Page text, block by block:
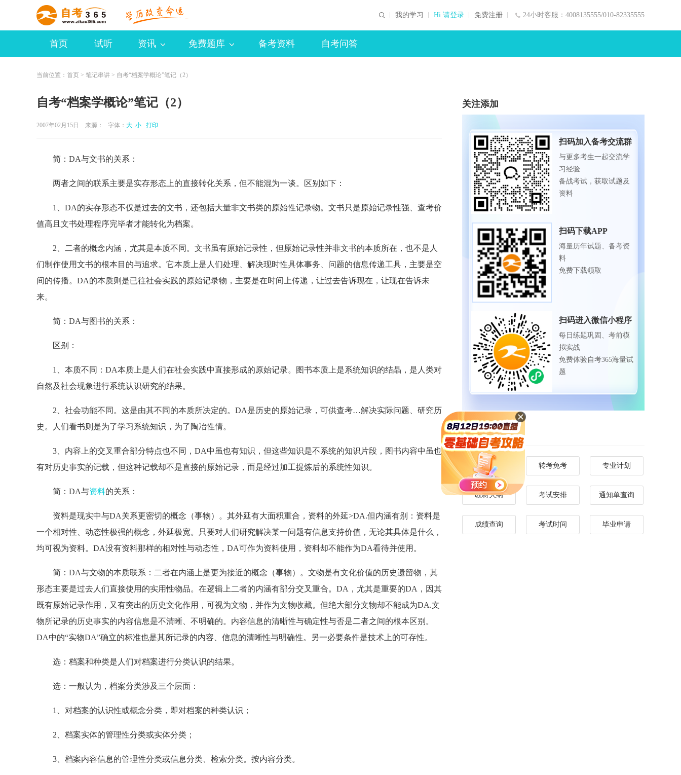
24小时客服：4008135555/010-82335555
我的学习 Hi 请登录 免费注册
首页 试听 资讯 免费题库 备考资料 自考问答
当前位置： 首页 > 笔记串讲 > 自考“档案学概论”笔记（2）
自考“档案学概论”笔记（2）
2007年02月15日 来源： 字体： 大 小 打印
简：DA与文书的关系：
两者之间的联系主要是实存形态上的直接转化关系，但不能混为一谈。区别如下：
1、DA的实存形态不仅是过去的文书，还包括大量非文书类的原始性记录物。文书只是原始记录性强、查考价
值高且文书处理程序完毕者才能转化为档案。
2、二者的概念内涵，尤其是本质不同。文书虽有原始记录性，但原始记录性并非文书的本质所在，也不是人
们制作使用文书的根本目的与追求。它本质上是人们处理、解决现时性具体事务、问题的信息传递工具，主要是空
间的传播。DA的本质则是已往社会实践的原始记录物，主要是在时间上传递，让过去告诉现在，让现在告诉未
来。
简：DA与图书的关系：
区别：
1、本质不同：DA本质上是人们在社会实践中直接形成的原始记录。图书本质上是系统知识的结晶，是人类对
自然及社会现象进行系统认识研究的结果。
2、社会功能不同。这是由其不同的本质所决定的。DA是历史的原始记录，可供查考…解决实际问题、研究历
史。人们看书则是为了学习系统知识，为了陶冶性情。
3、内容上的交叉重合部分特点也不同，DA中虽也有知识，但这些知识是不系统的知识片段，图书内容中虽也
有对历史事实的记载，但这种记载却不是直接的原始记录，而是经过加工提炼后的系统性知识。
简：DA与资料的关系：
资料是现实中与DA关系更密切的概念（事物）。其外延有大面积重合，资料的外延>DA.但内涵有别：资料是
一个相对性、动态性极强的概念，外延极宽。只要对人们研究解决某一问题有信息支持价值，无论其具体是什么，
均可视为资料。DA没有资料那样的相对性与动态性，DA可作为资料使用，资料却不能作为DA看待并使用。
简：DA与文物的本质联系：二者在内涵上是更为接近的概念（事物）。文物是有文化价值的历史遗留物，其
形态主要是过去人们直接使用的实用性物品。在逻辑上二者的内涵有部分交叉重合。DA，尤其是重要的DA，因其
既有原始记录作用，又有突出的历史文化作用，可视为文物，并作为文物收藏。但绝大部分文物却不能成为DA.文
物所记录的历史事实的内容信息是不清晰、不明确的。内容信息的清晰性与确定性与否是二者之间的根本区别。
DA中的“实物DA”确立的标准也是其所记录的内容、信息的清晰性与明确性。另一必要条件是技术上的可存性。
选：档案和种类是人们对档案进行分类认识的结果。
选：一般认为，档案分类涉及三个层面：
1、对档案的认识性或概念分类，即对档案的种类认识；
2、档案实体的管理性分类或实体分类；
3、档案内容信息的管理性分类或信息分类、检索分类。按内容分类。
关注添加
扫码加入备考交流群
与更多考生一起交流学
习经验
备战考试，获取试题及
资料
扫码下载APP
海量历年试题、备考资
料
免费下载领取
扫码进入微信小程序
每日练题巩固、考前模
拟实战
免费体验自考365海量试
题
自考服务
报名时间 转考免考 专业计划
教材大纲 考试安排 通知单查询
成绩查询 考试时间 毕业申请